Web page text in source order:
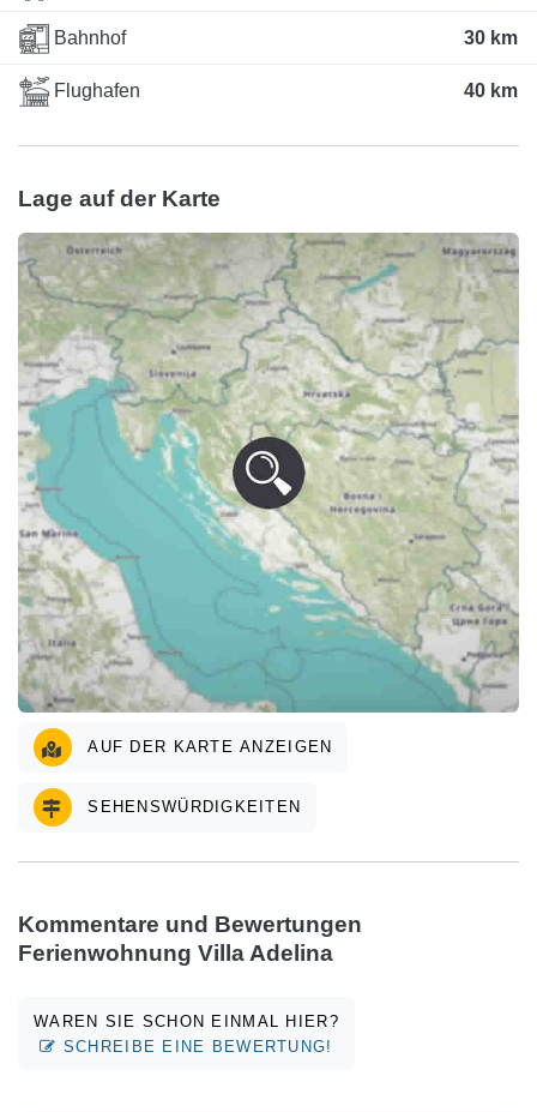
Bahnhof 30 km
Flughafen 40 km
Lage auf der Karte
AUF DER KARTE ANZEIGEN
SEHENSWÜRDIGKEITEN
Kommentare und Bewertungen
Ferienwohnung Villa Adelina
WAREN SIE SCHON EINMAL HIER?
SCHREIBE EINE BEWERTUNG!